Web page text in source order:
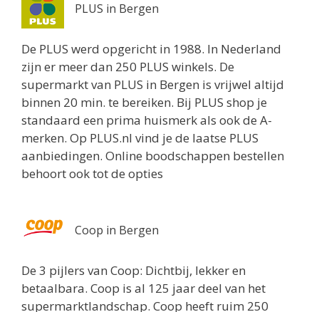
PLUS in Bergen
De PLUS werd opgericht in 1988. In Nederland
zijn er meer dan 250 PLUS winkels. De
supermarkt van PLUS in Bergen is vrijwel altijd
binnen 20 min. te bereiken. Bij PLUS shop je
standaard een prima huismerk als ook de A-
merken. Op PLUS.nl vind je de laatse PLUS
aanbiedingen. Online boodschappen bestellen
behoort ook tot de opties
Coop in Bergen
De 3 pijlers van Coop: Dichtbij, lekker en
betaalbara. Coop is al 125 jaar deel van het
supermarktlandschap. Coop heeft ruim 250